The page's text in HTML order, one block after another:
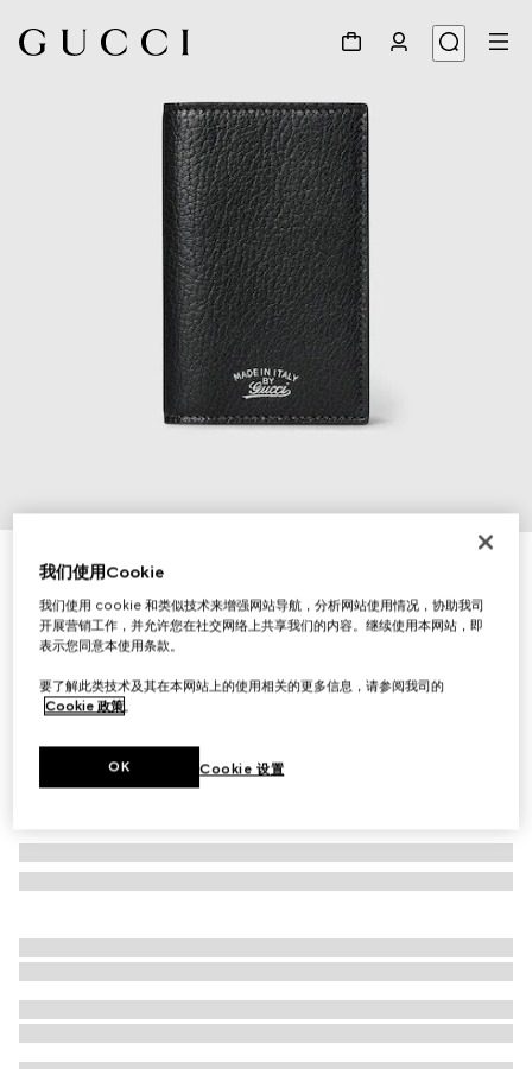
Lira系列卡片夹
€ 350
相关款式黑色皮革
我们使用Cookie
我们使用 cookie 和类似技术来增强网站导航，分析网站使用情况，协助我司
开展营销工作，并允许您在社交网络上共享我们的内容。继续使用本网站，即
表示您同意本使用条款。
要了解此类技术及其在本网站上的使用相关的更多信息，请参阅我司的
Cookie 政策。
Cookie 设置
OK